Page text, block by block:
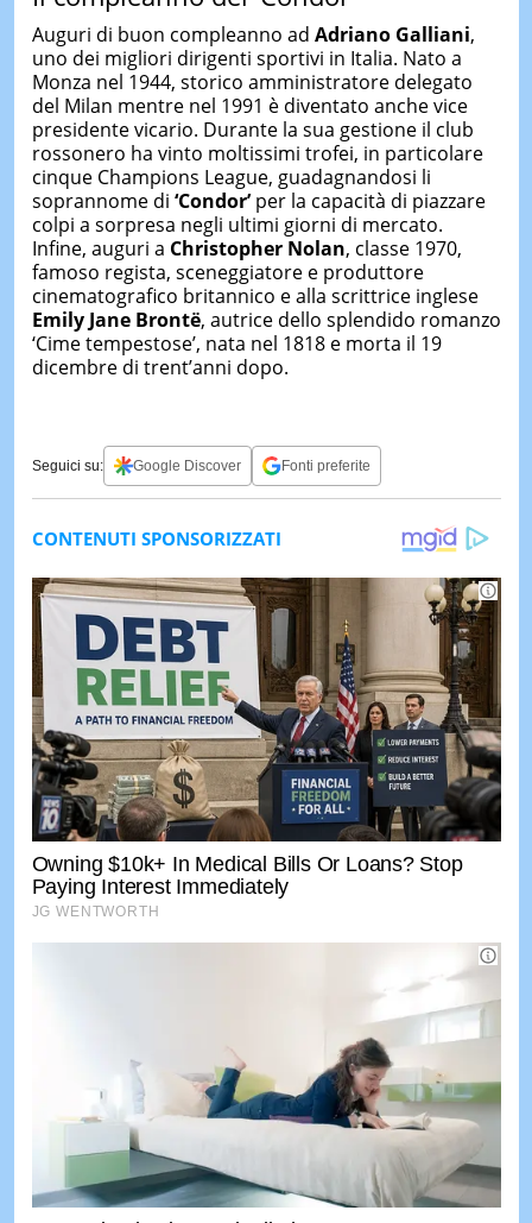
Auguri di buon compleanno ad Adriano Galliani,
uno dei migliori dirigenti sportivi in Italia. Nato a
Monza nel 1944, storico amministratore delegato
del Milan mentre nel 1991 è diventato anche vice
presidente vicario. Durante la sua gestione il club
rossonero ha vinto moltissimi trofei, in particolare
cinque Champions League, guadagnandosi li
soprannome di ‘Condor’per la capacità di piazzare
colpi a sorpresa negli ultimi giorni di mercato.
Infine, auguri a Christopher Nolan, classe 1970,
famoso regista, sceneggiatore e produttore
cinematografico britannico e alla scrittrice inglese
Emily Jane Brontë, autrice dello splendido romanzo
‘Cime tempestose’, nata nel 1818 e morta il 19
dicembre di trent’anni dopo.
Seguici su: Google Discover Fonti preferite